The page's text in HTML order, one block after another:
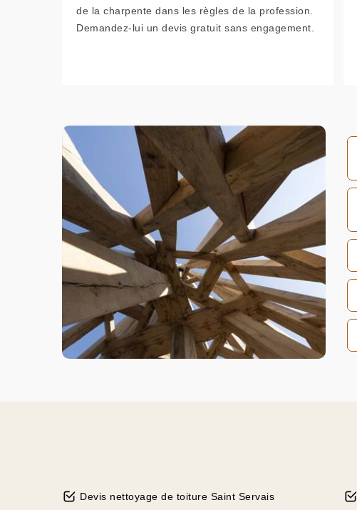
de la charpente dans les règles de la profession.
Demandez-lui un devis gratuit sans engagement.
Devis nettoyage de toiture Saint Servais